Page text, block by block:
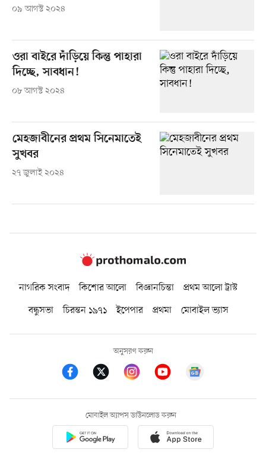
০৯ আগস্ট ২০২৪
ওরা বাইরে দাঁড়িয়ে কিন্তু পাহারা
দিচ্ছে, সাবধান!
০৮ আগস্ট ২০২৪
মেহজাবীনের প্রথম সিনেমাতেই
সুখবর
২৭ জুলাই ২০২৪
নাগরিক সংবাদ কিশোর আলো বিজ্ঞানচিন্তা
প্রথম আলো ট্রাস্ট
বন্ধুসভা
চিরন্তন ১৯৭১ ইপেপার প্রথমা মোবাইল ভ্যাস
অনুসরণ করুন
মোবাইল অ্যাপস ডাউনলোড করুন